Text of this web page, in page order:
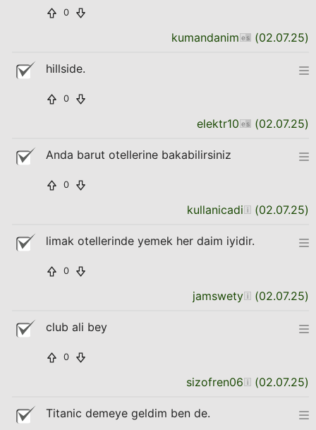
0
kumandanim (02.07.25)
hillside.
0
elektr10 (02.07.25)
Anda barut otellerine bakabilirsiniz
0
kullanicadi (02.07.25)
limak otellerinde yemek her daim iyidir.
0
jamswety (02.07.25)
club ali bey
0
sizofren06 (02.07.25)
Titanic demeye geldim ben de.